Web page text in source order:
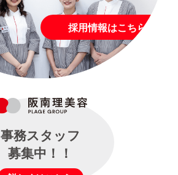
採用情報はこちら
事務スタッフ
募集中！！